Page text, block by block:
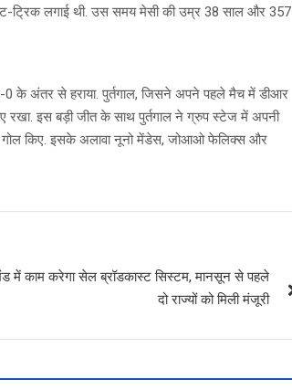
ट्रिक लगाई थी. उस समय मेसी की उम्र 38 साल और 357
5-0 के अंतर से हराया. पुर्तगाल, जिसने अपने पहले मैच में डीआर
रखा. इस बड़ी जीत के साथ पुर्तगाल ने ग्रुप स्टेज में अपनी
गोल किए. इसके अलावा नूनो मेंडेस, जोआओ फेलिक्स और
में काम करेगा सेल ब्रॉडकास्ट सिस्टम, मानसून से पहले
दो राज्यों को मिली मंजूरी